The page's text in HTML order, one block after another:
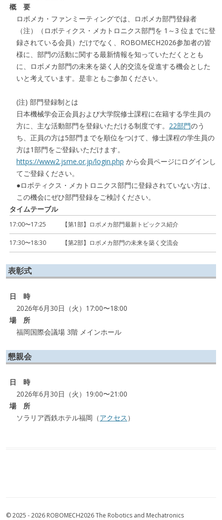
概 要
ロボメカ・ファンミーティングでは、ロボメカ部門登録者
（注）（ロボティクス・メカトロニクス部門を 1～3 位までに登
録されている会員）だけでなく、ROBOMECH2026参加者の皆
様に、部門の活動に関する最新情報を知っていただくととも
に、ロボメカ部門の未来を築く人的交流を促進する機会とした
いと考えています。是非ともご参加ください。
(注) 部門登録制とは
日本機械学会正会員および大学院修士課程に在籍する学生員の
方に、主な活動部門を登録いただける制度です。 22部門のう
ち、正員の方は5部門までを順位をつけて、修士課程の学生員の
方は1部門をご登録いただけます。
https://www2.jsme.or.jp/login.php から会員ページにログインし
てご登録ください。
●ロボティクス・メカトロニクス部門に登録されていない方は、
この機会にぜひ部門登録をご検討ください。
タイムテーブル
17:00〜17:25 【第1部】ロボメカ部門最新トピックス紹介
17:30〜18:30 【第2部】ロボメカ部門の未来を築く交流会
表彰式
日 時
2026年6月30日（火）17:00〜18:00
場 所
福岡国際会議場 3階 メインホール
懇親会
日 時
2026年6月30日（火）19:00〜21:00
場 所
ソラリア西鉄ホテル福岡（アクセス ）
© 2025 - 2026 ROBOMECH2026 The Robotics and Mechatronics